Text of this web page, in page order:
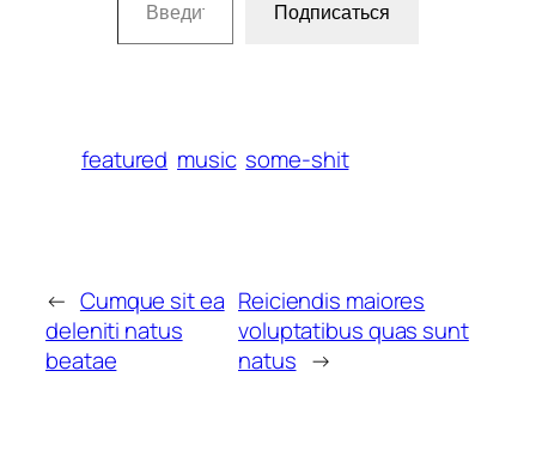
Подписаться
featured music some-shit
← Cumque sit ea
deleniti natus
beatae
Reiciendis maiores
voluptatibus quas sunt
natus →